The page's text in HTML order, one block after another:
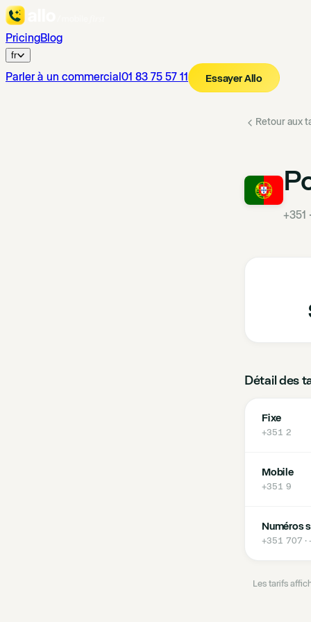
PricingBlog
fr
Parler à un commercial 01 83 75 57 11 Essayer Allo
Retour aux
+351
Détail des
Fixe
+351 2
Mobile
+351 9
Numéros
+351 707 ·
Les tarifs